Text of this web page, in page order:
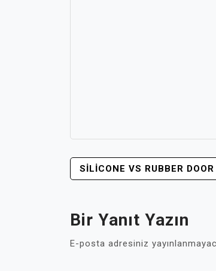
YAZI
GEZINMESI
SILICONE VS RUBBER
Bir Yanıt Yazın
E-posta adresiniz